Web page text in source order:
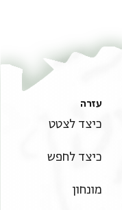
עזרה
כיצד לצטט
כיצד לחפש
מונחון